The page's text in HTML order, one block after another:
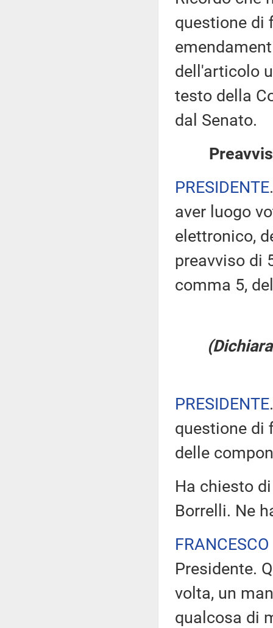
questione di
dell'articolo
testo della
dal Senato.
PRESIDENTE
aver luogo
elettronico,
preavviso di
comma 5,
PRESIDENTE
questione di
delle
Ha chiesto
Borrelli. Ne
Presidente.
volta, un
qualcosa di